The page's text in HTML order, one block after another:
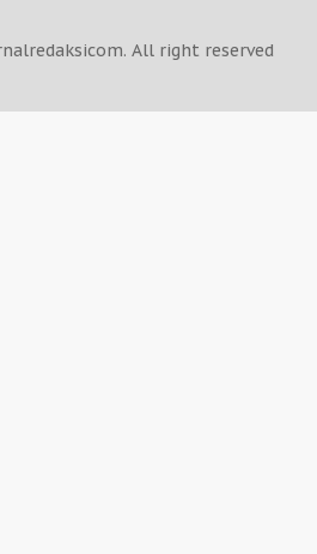
All right reserved